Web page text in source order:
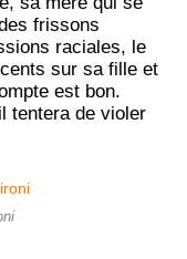
frissons
raciales, le
sur sa fille et
est bon.
tentera de violer